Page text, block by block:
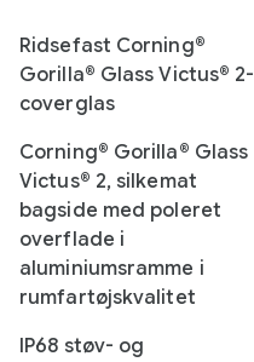
Ridsefast Corning®
Gorilla® Glass Victus® 2-
coverglas
Corning® Gorilla® Glass
Victus® 2, silkemat
bagside med poleret
overflade i
aluminiumsramme i
rumfartøjskvalitet
IP68 støv- og